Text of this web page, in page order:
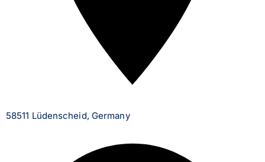
58511 Lüdenscheid, Germany